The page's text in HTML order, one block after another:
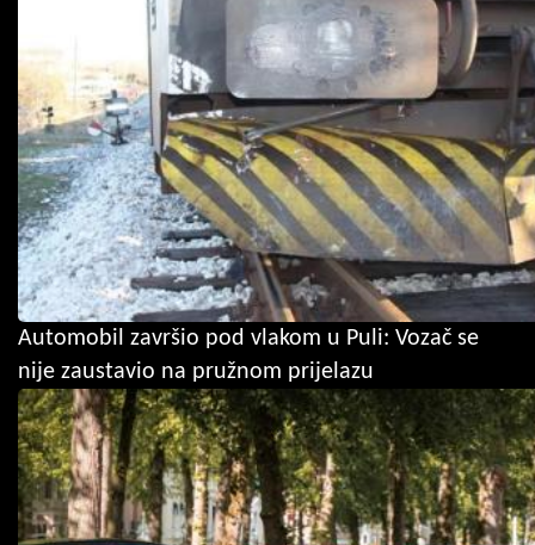
Automobil završio pod vlakom u Puli: Vozač se
nije zaustavio na pružnom prijelazu